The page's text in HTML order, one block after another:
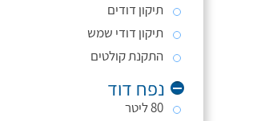
תיקון דודים
תיקון דודי שמש
התקנת קולטים
נפח דוד
80 ליטר